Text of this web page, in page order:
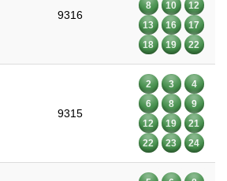
9316
8
10
12
13
16
17
18
19 22
9315
2 3
4
6
8
9
12
19
21
22
23 24